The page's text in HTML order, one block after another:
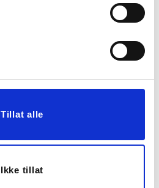
Tillat alle
Ikke tillat
VEGGPOTTE LENA
KJØP